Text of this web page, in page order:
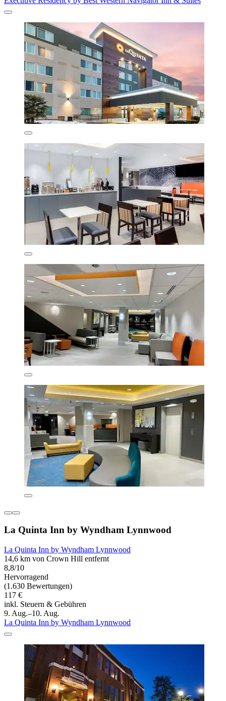
La Quinta Inn by Wyndham Lynnwood
La Quinta Inn by Wyndham Lynnwood
14,6 km von Crown Hill entfernt
8,8/10
Hervorragend
(1.630 Bewertungen)
117 €
inkl. Steuern & Gebühren
9. Aug.–10. Aug.
La Quinta Inn by Wyndham Lynnwood